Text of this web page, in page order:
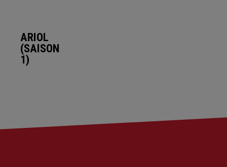
ARIOL
(SAISON
1)